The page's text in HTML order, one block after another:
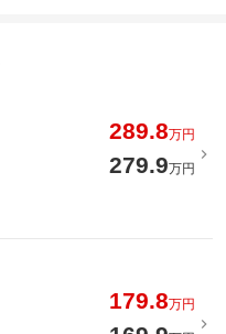
289.8万円
279.9万円
179.8万円